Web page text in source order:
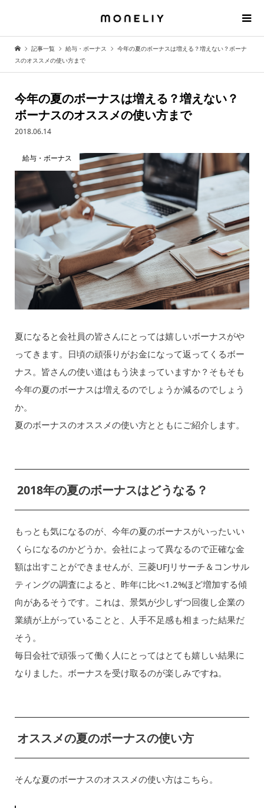
記事一覧 給与・ボーナス
今年の夏のボーナスは増える？増えない？ボーナ
スのオススメの使い方まで
今年の夏のボーナスは増える？増えない？
ボーナスのオススメの使い方まで
2018.06.14
給与・ボーナス
夏になると会社員の皆さんにとっては嬉しいボーナスがや
ってきます。日頃の頑張りがお金になって返ってくるボー
ナス。皆さんの使い道はもう決まっていますか？そもそも
今年の夏のボーナスは増えるのでしょうか減るのでしょう
か。
夏のボーナスのオススメの使い方とともにご紹介します。
2018年の夏のボーナスはどうなる？
もっとも気になるのが、今年の夏のボーナスがいったいい
くらになるのかどうか。会社によって異なるので正確な金
額は出すことができませんが、三菱UFJリサーチ＆コンサル
ティングの調査によると、昨年に比べ1.2%ほど増加する傾
向があるそうです。これは、景気が少しずつ回復し企業の
業績が上がっていることと、人手不足感も相まった結果だ
そう。
毎日会社で頑張って働く人にとってはとても嬉しい結果に
なりました。ボーナスを受け取るのが楽しみですね。
オススメの夏のボーナスの使い方
そんな夏のボーナスのオススメの使い方はこちら。